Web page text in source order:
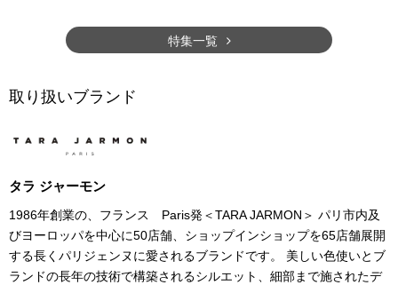
特集一覧
取り扱いブランド
タラ ジャーモン
1986年創業の、フランス Paris発＜TARA JARMON＞ パリ市内及
びヨーロッパを中心に50店舗、ショップインショップを65店舗展開
する長くパリジェンヌに愛されるブランドです。 美しい色使いとブ
ランドの長年の技術で構築されるシルエット、細部まで施されたデ